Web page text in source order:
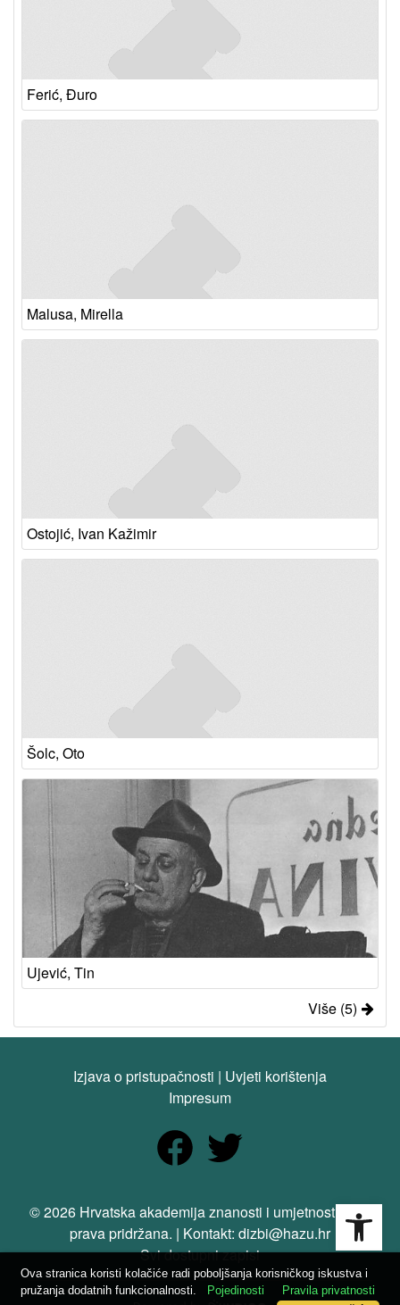
Ferić, Đuro
Malusa, Mirella
Ostojić, Ivan Kažimir
Šolc, Oto
Ujević, Tin
Više (5)
Izjava o pristupačnosti | Uvjeti korištenja
Impresum
© 2026 Hrvatska akademija znanosti i umjetnosti. Sva
prava pridržana. | Kontakt: dizbi@hazu.hr
Svi dostupni zapisi
Ova stranica koristi kolačiće radi poboljšanja korisničkog iskustva i
pružanja dodatnih funkcionalnosti.
Pojedinosti Pravila privatnosti